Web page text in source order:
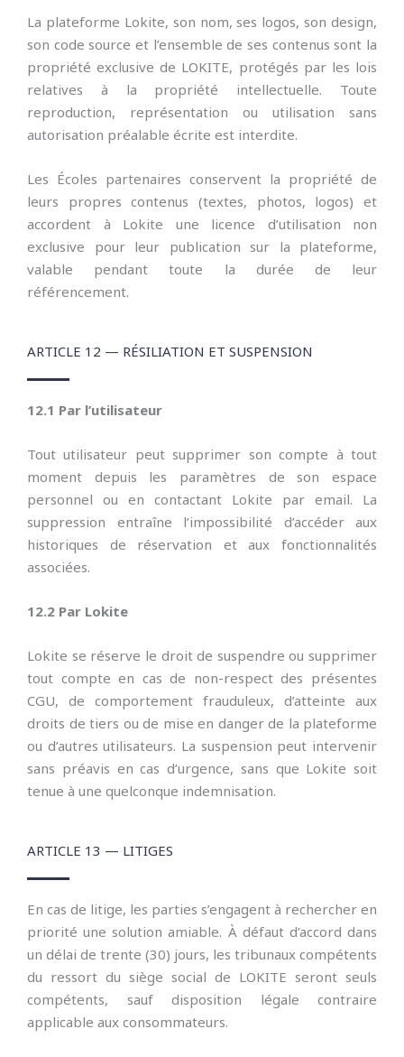
La plateforme Lokite, son nom, ses logos, son design,
son code source et l’ensemble de ses contenus sont la
propriété exclusive de LOKITE, protégés par les lois
relatives à la propriété intellectuelle. Toute
reproduction, représentation ou utilisation sans
autorisation préalable écrite est interdite.
Les Écoles partenaires conservent la propriété de
leurs propres contenus (textes, photos, logos) et
accordent à Lokite une licence d’utilisation non
exclusive pour leur publication sur la plateforme,
valable pendant toute la durée de leur
référencement.
ARTICLE 12 — RÉSILIATION ET SUSPENSION
12.1 Par l’utilisateur
Tout utilisateur peut supprimer son compte à tout
moment depuis les paramètres de son espace
personnel ou en contactant Lokite par email. La
suppression entraîne l’impossibilité d’accéder aux
historiques de réservation et aux fonctionnalités
associées.
12.2 Par Lokite
Lokite se réserve le droit de suspendre ou supprimer
tout compte en cas de non-respect des présentes
CGU, de comportement frauduleux, d’atteinte aux
droits de tiers ou de mise en danger de la plateforme
ou d’autres utilisateurs. La suspension peut intervenir
sans préavis en cas d’urgence, sans que Lokite soit
tenue à une quelconque indemnisation.
ARTICLE 13 — LITIGES
En cas de litige, les parties s’engagent à rechercher en
priorité une solution amiable. À défaut d’accord dans
un délai de trente (30) jours, les tribunaux compétents
du ressort du siège social de LOKITE seront seuls
compétents, sauf disposition légale contraire
applicable aux consommateurs.